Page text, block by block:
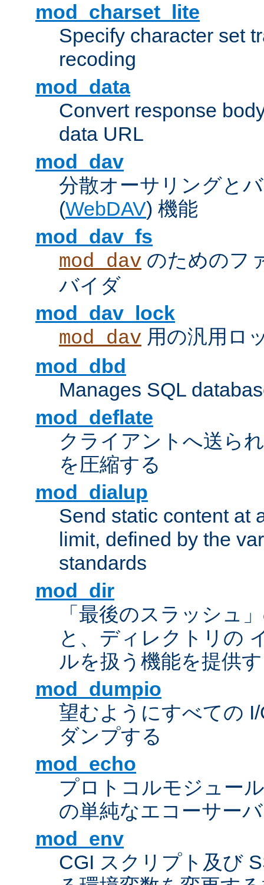
mod_charset_lite
Specify character set
recoding
mod_data
Convert response
data URL
mod_dav
分散オーサリングと
(WebDAV) 機能
mod_dav_fs
mod_dav のためのフ
バイダ
mod_dav_lock
mod_dav 用の汎用ロ
mod_dbd
Manages SQL
mod_deflate
クライアントへ送ら
を圧縮する
mod_dialup
Send static content at
limit, defined by the
standards
mod_dir
「最後のスラッシュ
と、ディレクトリの
ルを扱う機能を提供
mod_dumpio
望むようにすべての
ダンプする
mod_echo
プロトコルモジュー
の単純なエコーサーバ
mod_env
CGI スクリプト及び